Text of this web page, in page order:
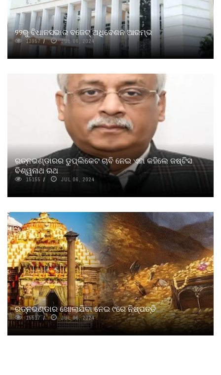
୨୨ରୁ ବିଧାନସଭାର ବଜେଟ୍ ଅଧିବେଶନ ଆରମ୍ଭ
13957 JUL 06, 2024
ରତ୍ନଭଣ୍ଡାରର ଡୁପ୍ଲିକେଟ ଚାବି ନେଇ ଏହା କହିଲେ ଜଷ୍ଟିସ
ବିଶ୍ୱନାଥ ରଥ
15155 JUL 06, 2024
ରତ୍ନଭଣ୍ଡାର ଖୋଲାଯିବା ନେଇ ୯ରେ ନିଷ୍ପତ୍ତି
15517 JUL 06, 2024